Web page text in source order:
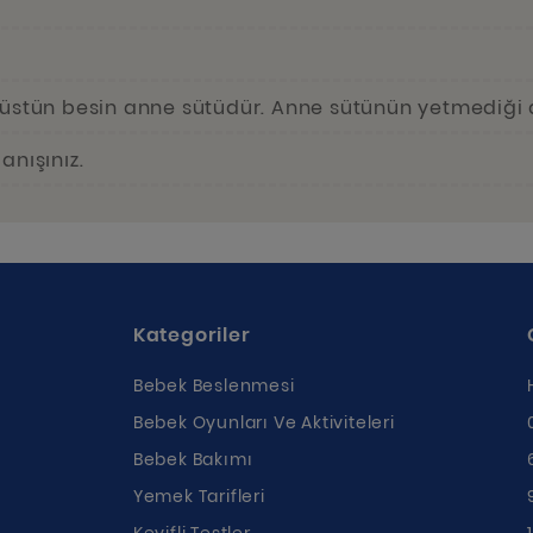
besin anne sütüdür. Anne sütünün
Kategoriler
Bebek Beslenmesi
Bebek Oyunları Ve Aktiviteleri
Bebek Bakımı
Yemek Tarifleri